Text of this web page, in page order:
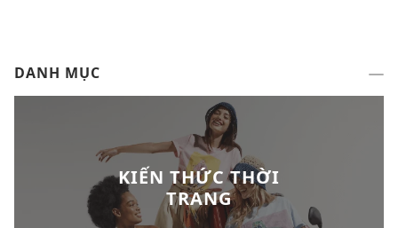
DANH MỤC
KIẾN THỨC THỜI
TRANG